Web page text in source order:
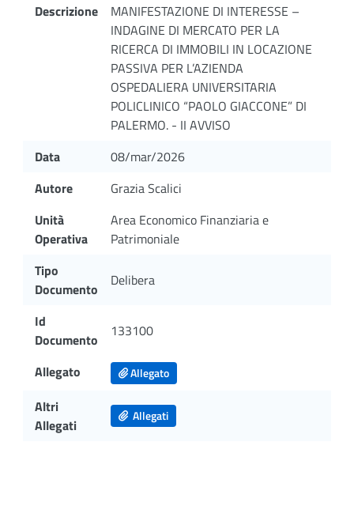
Descrizione
MANIFESTAZIONE DI INTERESSE –
INDAGINE DI MERCATO PER LA
RICERCA DI IMMOBILI IN LOCAZIONE
PASSIVA PER L’AZIENDA
OSPEDALIERA UNIVERSITARIA
POLICLINICO “PAOLO GIACCONE” DI
PALERMO. - II AVVISO
Data
08/mar/2026
Autore
Grazia Scalici
Unità
Operativa
Area Economico Finanziaria e
Patrimoniale
Tipo
Documento
Delibera
Id
Documento
133100
Allegato Allegato
Altri
Allegati
Allegati